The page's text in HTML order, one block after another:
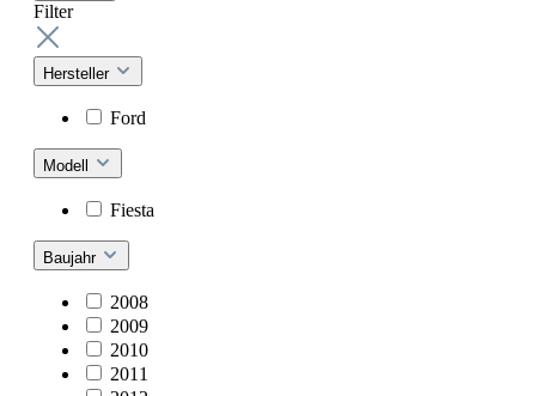
Filter
Hersteller
Ford
Modell
Fiesta
Baujahr
2008
2009
2010
2011